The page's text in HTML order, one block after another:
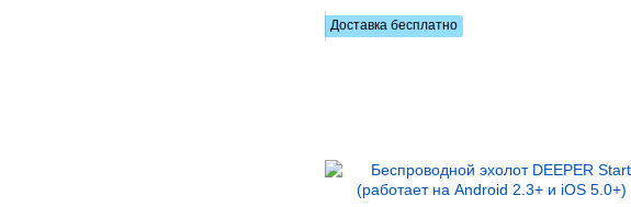
Доставка бесплатно